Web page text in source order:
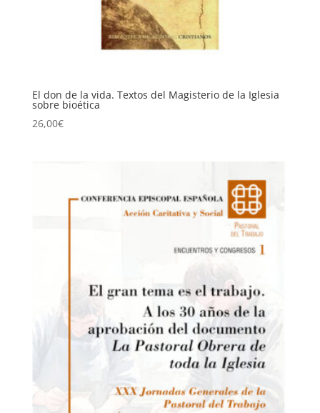
El don de la vida. Textos del Magisterio de la Iglesia
sobre bioética
26,00€